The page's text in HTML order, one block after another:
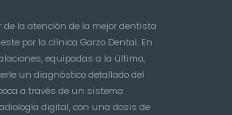
de la atención de la mejor dentista
por la clínica Garzo Dental. En
equipadas a la última,
un diagnóstico detallado del
a través de un sistema
digital, con una dosis de